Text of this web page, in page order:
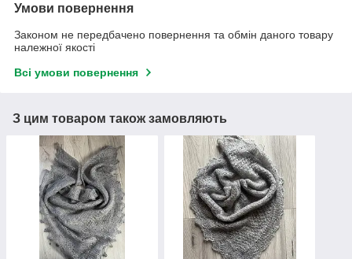
Умови повернення
Законом не передбачено повернення та обмін даного товару
належної якості
Всі умови повернення
З цим товаром також замовляють